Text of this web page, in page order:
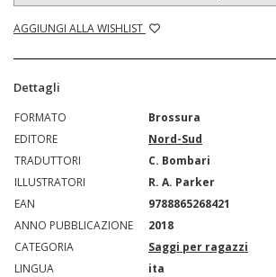
AGGIUNGI ALLA WISHLIST
Dettagli
FORMATO
Brossura
EDITORE
Nord-Sud
TRADUTTORI
C. Bombari
ILLUSTRATORI
R. A. Parker
EAN
9788865268421
ANNO PUBBLICAZIONE
2018
CATEGORIA
Saggi per ragazzi
LINGUA
ita